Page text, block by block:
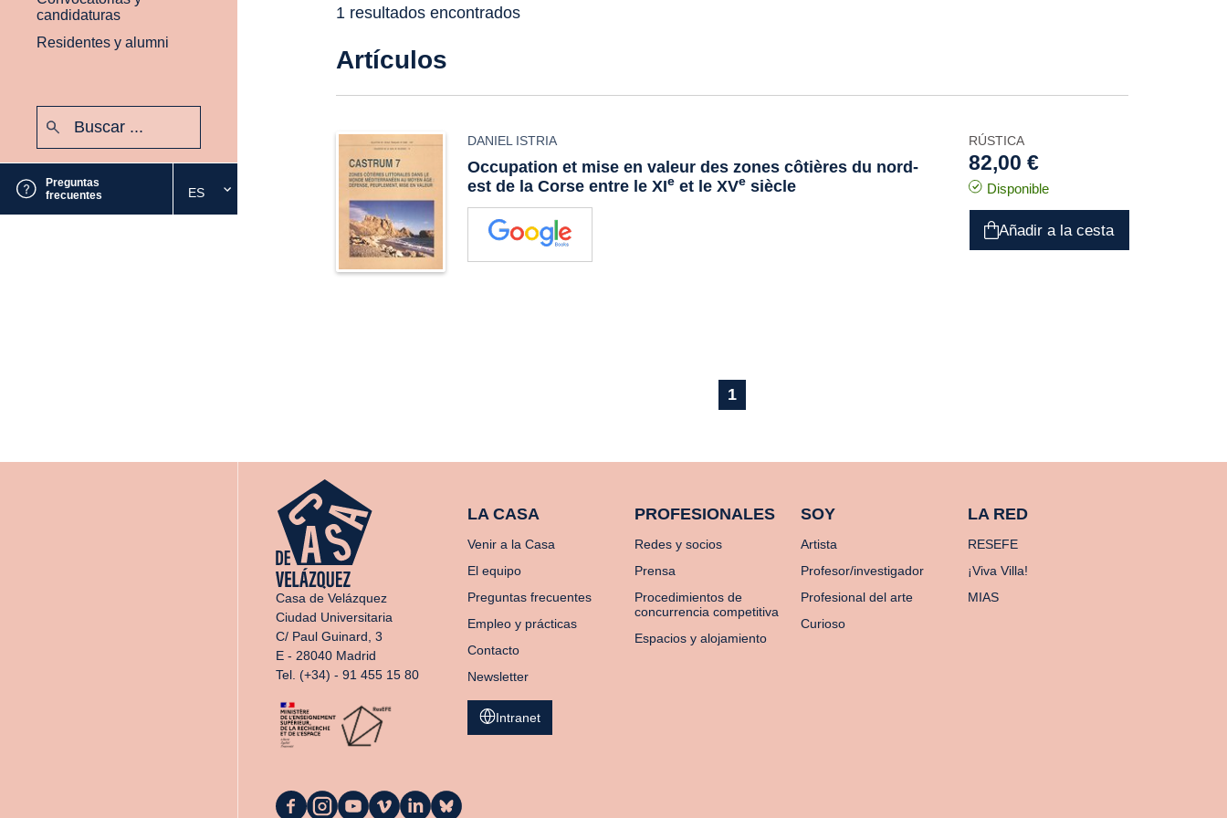
candidaturas
Residentes y alumni
Preguntas
frecuentes
Seleccione
el
ES
1 resultados encontrados
Artículos
DANIEL ISTRIA
Occupation et mise en valeur des zones côtières du nord-
est de la Corse entre le XIe et le XVe siècle
RÚSTICA
82,00 €
Disponible
Añadir a la cesta
1
Casa de Velázquez
Ciudad Universitaria
C/ Paul Guinard, 3
E - 28040 Madrid
Tel. (+34) - 91 455 15 80
LA CASA
Venir a la Casa
El equipo
Preguntas frecuentes
Empleo y prácticas
Contacto
Newsletter
PROFESIONALES
Redes y socios
Prensa
Procedimientos de
concurrencia competitiva
Espacios y alojamiento
SOY
Artista
Profesor/investigador
Profesional del arte
Curioso
LA RED
RESEFE
¡Viva Villa!
MIAS
Intranet
La La La La La La